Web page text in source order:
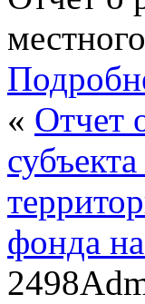
« Отчет
фонда
2498